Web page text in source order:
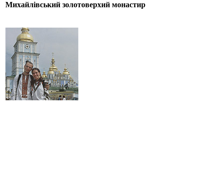
Михайлівський золотоверхий монастир